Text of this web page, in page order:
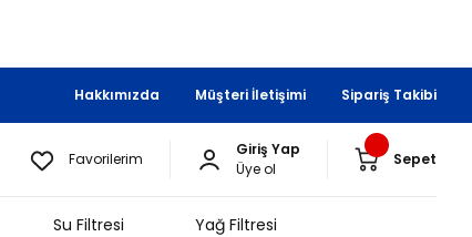
Hakkımızda Müşteri İletişimi Sipariş Takibi
Favorilerim
Giriş Yap
Üye ol
Sepet
Su Filtresi Yağ Filtresi